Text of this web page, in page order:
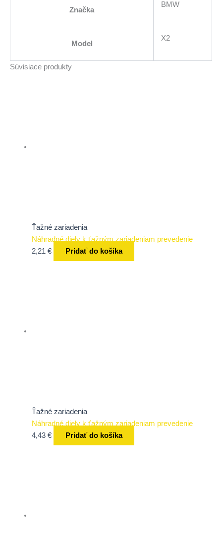
Značka
BMW
Model
X2
Súvisiace produkty
Ťažné zariadenia
Náhradné diely k ťažným zariadeniam prevedenie
2,21 € Pridať do košíka
Ťažné zariadenia
Náhradné diely k ťažným zariadeniam prevedenie
4,43 € Pridať do košíka